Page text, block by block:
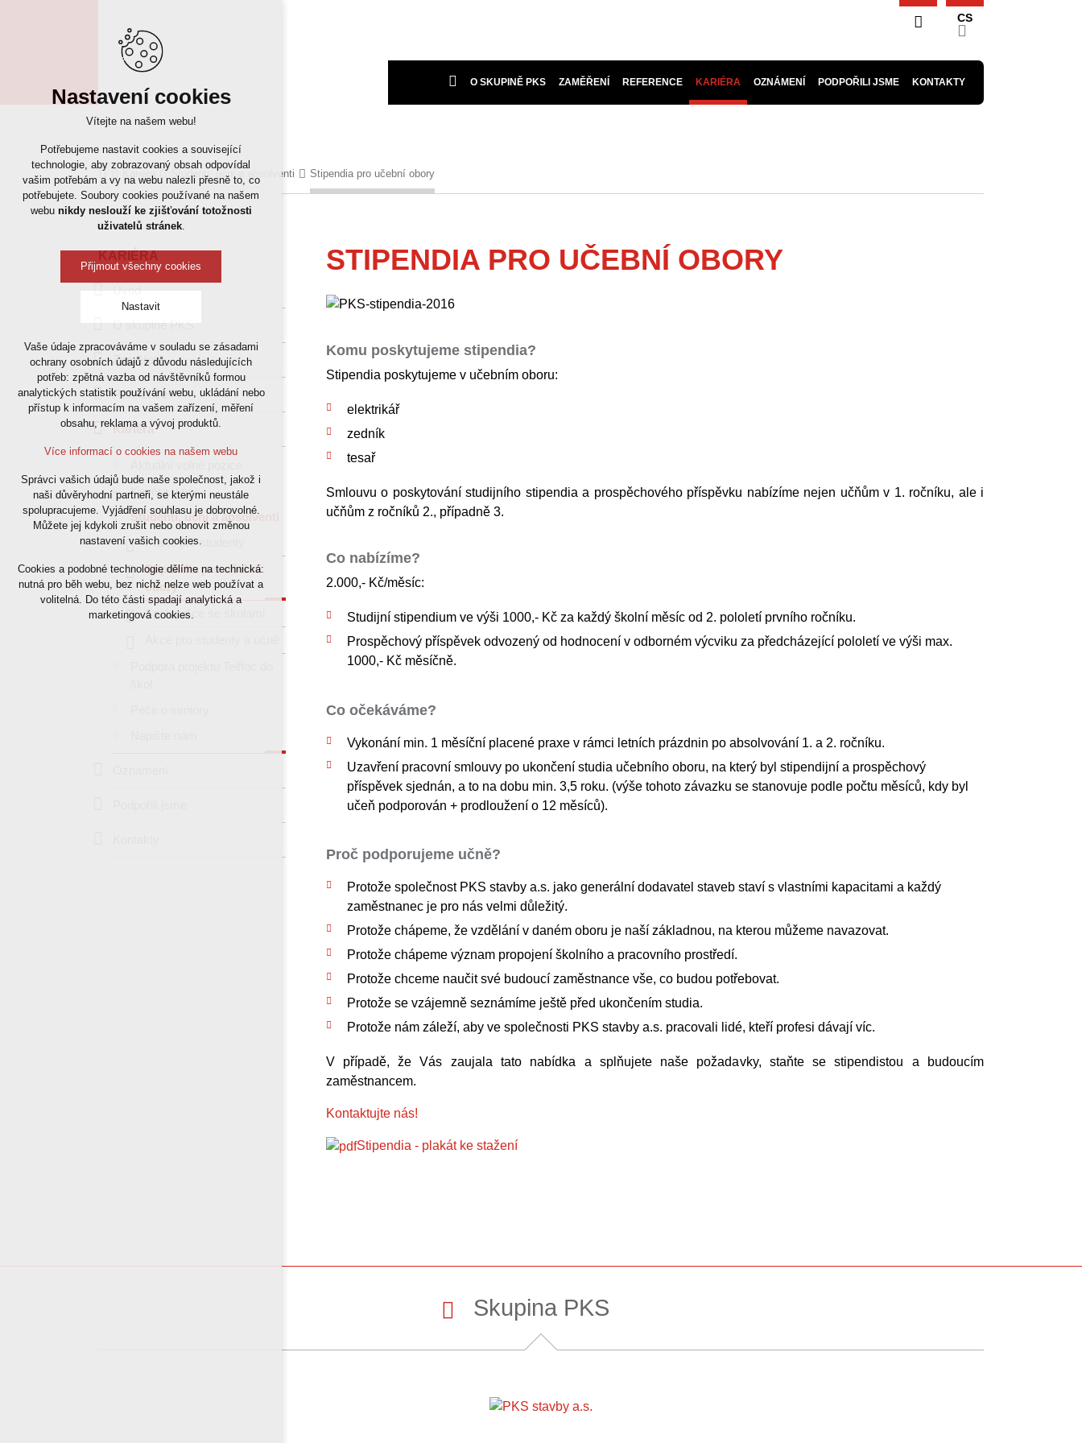
CS
O SKUPINĚ PKS ZAMĚŘENÍ REFERENCE KARIÉRA OZNÁMENÍ PODPOŘILI JSME KONTAKTY
Kariéra Studenti, učni a absolventi Stipendia pro učební obory
STIPENDIA PRO UČEBNÍ OBORY
Komu poskytujeme stipendia?
Stipendia poskytujeme v učebním oboru:
elektrikář
zedník
tesař
Smlouvu o poskytování studijního stipendia a prospěchového příspěvku nabízíme nejen učňům v 1. ročníku, ale i
učňům z ročníků 2., případně 3.
Co nabízíme?
2.000,- Kč/měsíc:
Studijní stipendium ve výši 1000,- Kč za každý školní měsíc od 2. pololetí prvního ročníku.
Prospěchový příspěvek odvozený od hodnocení v odborném výcviku za předcházející pololetí ve výši max.
1000,- Kč měsíčně.
Co očekáváme?
Vykonání min. 1 měsíční placené praxe v rámci letních prázdnin po absolvování 1. a 2. ročníku.
Uzavření pracovní smlouvy po ukončení studia učebního oboru, na který byl stipendijní a prospěchový
příspěvek sjednán, a to na dobu min. 3,5 roku. (výše tohoto závazku se stanovuje podle počtu měsíců, kdy byl
učeň podporován + prodloužení o 12 měsíců).
Proč podporujeme učně?
Protože společnost PKS stavby a.s. jako generální dodavatel staveb staví s vlastními kapacitami a každý
zaměstnanec je pro nás velmi důležitý.
Protože chápeme, že vzdělání v daném oboru je naší základnou, na kterou můžeme navazovat.
Protože chápeme význam propojení školního a pracovního prostředí.
Protože chceme naučit své budoucí zaměstnance vše, co budou potřebovat.
Protože se vzájemně seznámíme ještě před ukončením studia.
Protože nám záleží, aby ve společnosti PKS stavby a.s. pracovali lidé, kteří profesi dávají víc.
V případě, že Vás zaujala tato nabídka a splňujete naše požadavky, staňte se stipendistou a budoucím
zaměstnancem.
Kontaktujte nás!
Stipendia - plakát ke stažení
Úvod
O skupině PKS
Zaměření
Reference
Kariéra
Kariéra u nás
Studenti, učni a absolventi
Praxe pro studenty
Stipendia pro učební
obory
Spolupráce se školami
Skupina PKS
Nastavení cookies
Vítejte na našem webu!
Potřebujeme nastavit cookies a související
technologie, aby zobrazovaný obsah odpovídal
vašim potřebám a vy na webu nalezli přesně to, co
potřebujete. Soubory cookies používané na našem
webu nikdy neslouží ke zjišťování totožnosti
uživatelů stránek.
Přijmout všechny cookies
Nastavit
Technická cookies
nutná pro provozování webu
udržení kontextu stránek (session): případná
přihlášení, volby jazyka, apod.
Volitelná cookies
analytická pro anonymizované vyhodnocení
návštěvnosti
marketingová cookies (Google)
Více informací o cookies na našem webu
Přijmout všechny cookies
Vaše údaje zpracováváme v souladu se zásadami
ochrany osobních údajů z důvodu následujících
potřeb: zpětná vazba od návštěvníků formou
analytických statistik používání webu, ukládání nebo
přístup k informacím na vašem zařízení, měření
obsahu, reklama a vývoj produktů.
Více informací o cookies na našem webu
Správci vašich údajů bude naše společnost, jakož i
naši důvěryhodní partneři, se kterými neustále
spolupracujeme. Vyjádření souhlasu je dobrovolné.
Můžete jej kdykoli zrušit nebo obnovit změnou
nastavení vašich cookies.
Cookies a podobné technologie dělíme na technická:
nutná pro běh webu, bez nichž nelze web používat a
volitelná. Do této části spadají analytická a
marketingová cookies.